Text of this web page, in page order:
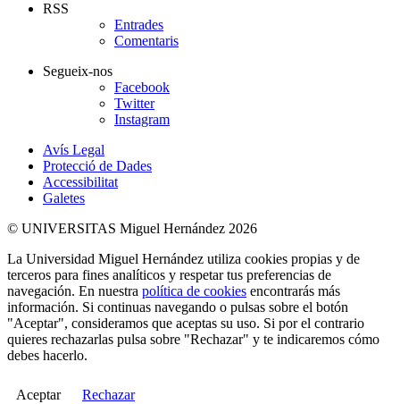
RSS
Entrades
Comentaris
Segueix-nos
Facebook
Twitter
Instagram
Avís Legal
Protecció de Dades
Accessibilitat
Galetes
© UNIVERSITAS Miguel Hernández 2026
La Universidad Miguel Hernández utiliza cookies propias y de
terceros para fines analíticos y respetar tus preferencias de
navegación. En nuestra política de cookies encontrarás más
información. Si continuas navegando o pulsas sobre el botón
"Aceptar", consideramos que aceptas su uso. Si por el contrario
quieres rechazarlas pulsa sobre "Rechazar" y te indicaremos cómo
debes hacerlo.
Aceptar Rechazar